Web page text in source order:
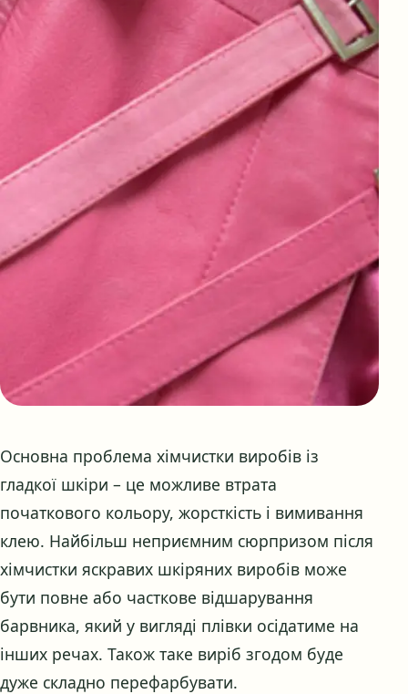
Основна проблема хімчистки виробів із
гладкої шкіри – це можливе втрата
початкового кольору, жорсткість і вимивання
клею. Найбільш неприємним сюрпризом після
хімчистки яскравих шкіряних виробів може
бути повне або часткове відшарування
барвника, який у вигляді плівки осідатиме на
інших речах. Також таке виріб згодом буде
дуже складно перефарбувати.